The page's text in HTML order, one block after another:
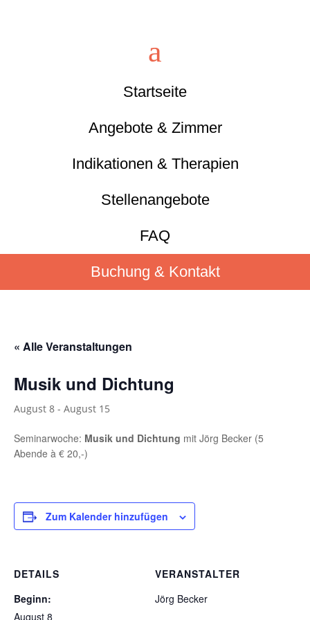
a
Startseite
Angebote & Zimmer
Indikationen & Therapien
Stellenangebote
FAQ
Buchung & Kontakt
« Alle Veranstaltungen
Musik und Dichtung
August 8 - August 15
Seminarwoche: Musik und Dichtung mit Jörg Becker (5
Abende à € 20,-)
Zum Kalender hinzufügen
DETAILS
Beginn:
August 8
VERANSTALTER
Jörg Becker